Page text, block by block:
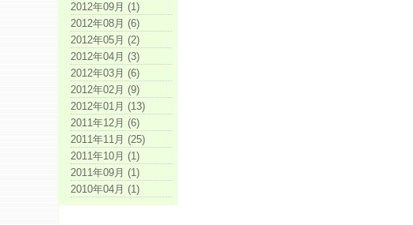
2012年09月 (1)
2012年08月 (6)
2012年05月 (2)
2012年04月 (3)
2012年03月 (6)
2012年02月 (9)
2012年01月 (13)
2011年12月 (6)
2011年11月 (25)
2011年10月 (1)
2011年09月 (1)
2010年04月 (1)